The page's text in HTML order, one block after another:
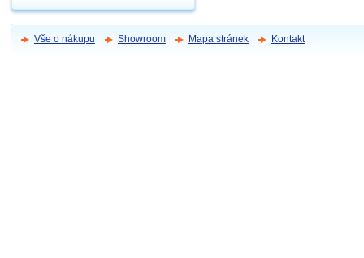
Vše o nákupu Showroom Mapa stránek Kontakt